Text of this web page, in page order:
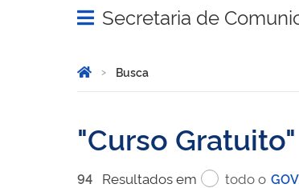
Abrir menu principal de navegação
Secretaria de
Você está aqui:
Página Inicial
Busca
Curso Gratuito
94 Resultadosem todo o